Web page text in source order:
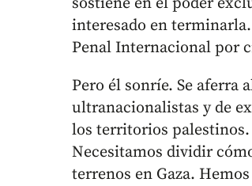
interesado en
Penal Internacional por
Pero él sonríe. Se aferra
ultranacionalistas y de
los territorios palestinos.
Necesitamos dividir
terrenos en Gaza.